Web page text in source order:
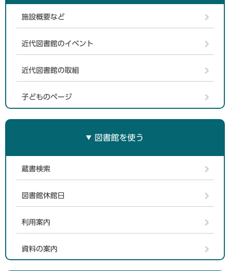
施設概要など
近代図書館のイベント
近代図書館の取組
子どものページ
図書館を使う
蔵書検索
図書館休館日
利用案内
資料の案内